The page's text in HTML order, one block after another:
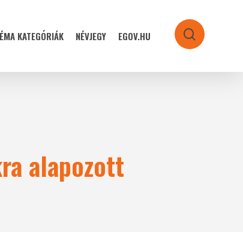
KATEGÓRIÁK NÉVJEGY EGOV.HU search
alapozott